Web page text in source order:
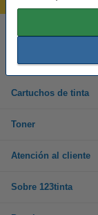
Cartuchos de tinta
Toner
Atención al cliente
Sobre 123tinta